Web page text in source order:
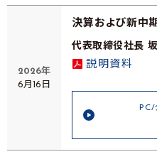
2026年
6月16日
決算および新中
代表取締役社長
説明資料
PC/